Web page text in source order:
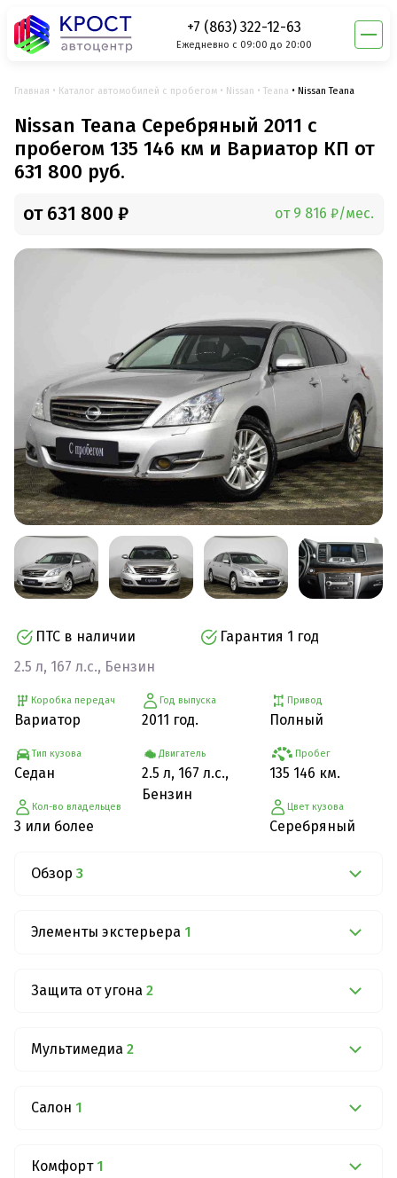
+7 (863) 322-12-63
Ежедневно с 09:00 до 20:00
Главная Каталог автомобилей с пробегом Nissan Teana Nissan Teana
Nissan Teana Серебряный 2011 с
пробегом 135 146 км и Вариатор КП от
631 800 руб.
от 631 800 ₽ от 9 816 ₽/мес.
ПТС в наличии
Гарантия 1 год
2.5 л, 167 л.с., Бензин
Коробка передач
Вариатор
Тип кузова
Седан
Кол-во владельцев
3 или более
Год выпуска
2011 год.
Двигатель
2.5 л, 167 л.с.,
Бензин
Привод
Полный
Пробег
135 146 км.
Цвет кузова
Серебряный
Обзор 3
Элементы экстерьера 1
Защита от угона 2
Мультимедиа 2
Салон 1
Комфорт 1